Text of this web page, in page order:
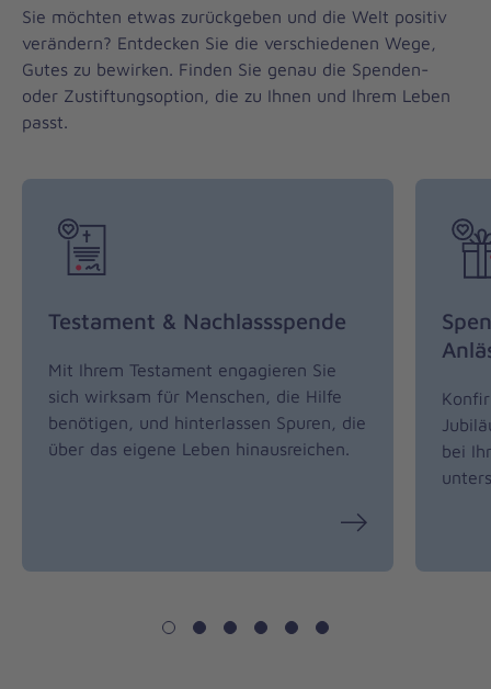
Sie möchten etwas zurückgeben und die Welt positiv
verändern? Entdecken Sie die verschiedenen Wege,
Gutes zu bewirken. Finden Sie genau die Spenden-
oder Zustiftungsoption, die zu Ihnen und Ihrem Leben
passt.
Testament & Nachlassspende
Mit Ihrem Testament engagieren Sie
sich wirksam für Menschen, die Hilfe
benötigen, und hinterlassen Spuren, die
über das eigene Leben hinausreichen.
bei